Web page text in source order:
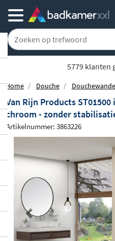
5779 klanten
Home Douche
Van Rijn Products
chroom - zonder
Artikelnummer: 3863226
Previous